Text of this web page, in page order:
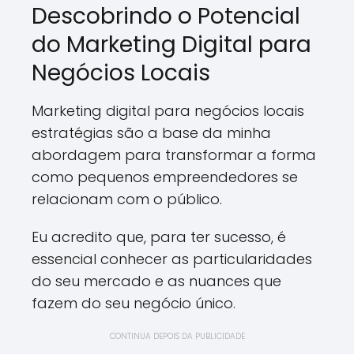
Descobrindo o Potencial
do Marketing Digital para
Negócios Locais
Marketing digital para negócios locais
estratégias são a base da minha
abordagem para transformar a forma
como pequenos empreendedores se
relacionam com o público.
Eu acredito que, para ter sucesso, é
essencial conhecer as particularidades
do seu mercado e as nuances que
fazem do seu negócio único.
CONTINUA DEPOIS DA PUBLICIDADE